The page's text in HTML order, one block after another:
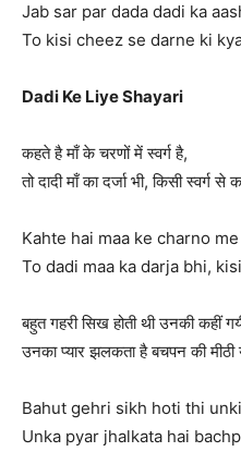
Jab sar par dada dadi ka
To kisi cheez se darne ki
Dadi Ke Liye Shayari
कहते है माँ के चरणों में स्वर्ग है,
तो दादी माँ का दर्जा भी, किसी स्वर्ग से
Kahte hai maa ke charno
To dadi maa ka darja bhi,
बहुत गहरी सिख होती थी उनकी कहीं
उनका प्यार झलकता है बचपन की मीठी
Bahut gehri sikh hoti thi
Unka pyar jhalkata hai